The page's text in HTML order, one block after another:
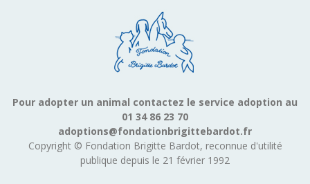
Pour adopter un animal contactez le service adoption au
01 34 86 23 70
adoptions@fondationbrigittebardot.fr
Copyright © Fondation Brigitte Bardot, reconnue d'utilité
publique depuis le 21 février 1992